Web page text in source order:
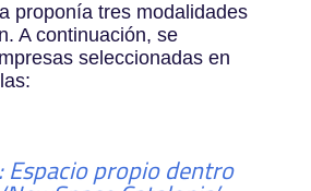
proponía tres modalidades
A continuación, se
seleccionadas en
propio dentro